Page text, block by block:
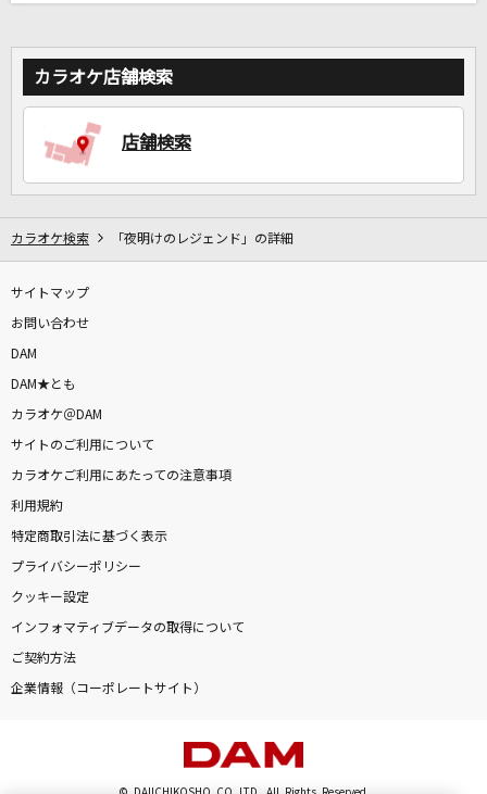
家族や友達と一緒に！練習にも！
カラオケ店舗検索
店舗検索
カラオケ検索 「夜明けのレジェンド」の詳細
サイトマップ
お問い合わせ
DAM
DAM★とも
カラオケ＠DAM
サイトのご利用について
カラオケご利用にあたっての注意事項
利用規約
特定商取引法に基づく表示
プライバシーポリシー
クッキー設定
インフォマティブデータの取得について
ご契約方法
企業情報（コーポレートサイト）
© DAIICHIKOSHO CO.,LTD. All Rights Reserved.